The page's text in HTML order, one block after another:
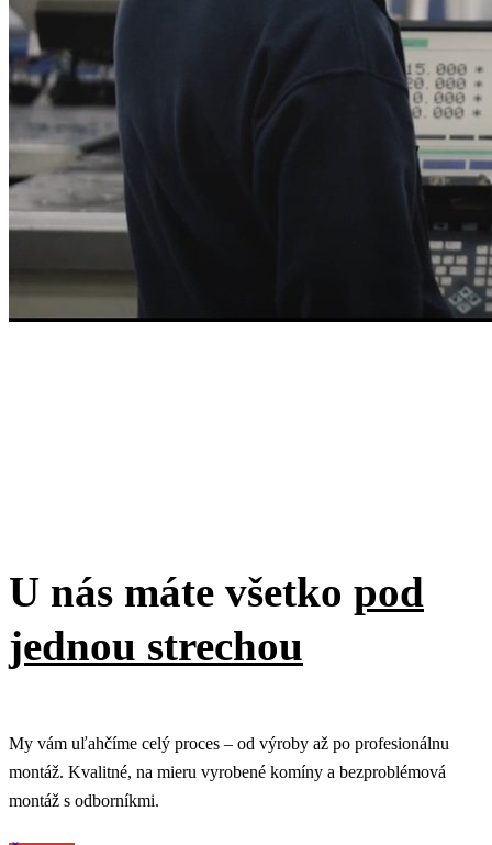
U nás máte všetko pod
jednou strechou
My vám uľahčíme celý proces – od výroby až po profesionálnu
montáž. Kvalitné, na mieru vyrobené komíny a bezproblémová
montáž s odborníkmi.